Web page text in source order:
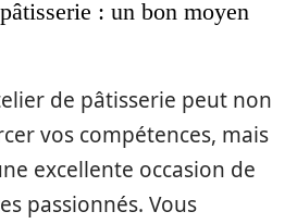
: un bon moyen
de pâtisserie peut non
vos compétences, mais
excellente occasion de
passionnés. Vous